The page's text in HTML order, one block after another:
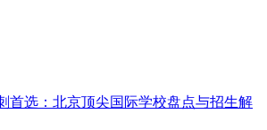
首选：北京顶尖国际学校盘点与招生解